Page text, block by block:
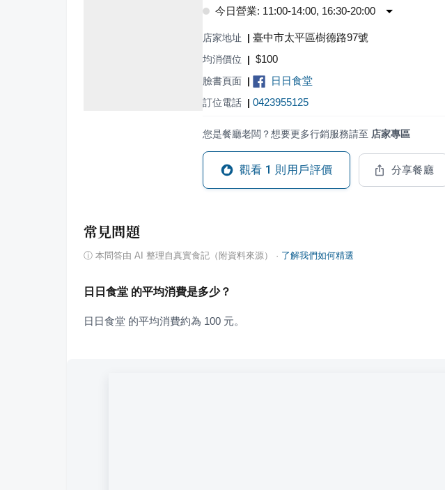
今日營業: 11:00-14:00, 16:30-20:00
店家地址 | 臺中市太平區樹德路97號
均消價位 | $100
臉書頁面 | 日日食堂
訂位電話 | 0423955125
您是餐廳老闆？想要更多行銷服務請至 店家專區
觀看 1 則用戶評價 分享餐廳
常見問題
ⓘ 本問答由 AI 整理自真實食記（附資料來源） · 了解我們如何精選
日日食堂 的平均消費是多少？
日日食堂 的平均消費約為 100 元。